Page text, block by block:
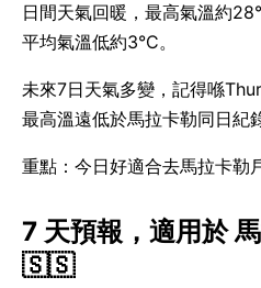
日間天氣回暖，最高氣溫約
平均氣溫低約3°C。
未來7日天氣多變，記得喺
最高溫遠低於馬拉卡勒同日紀
重點：今日好適合去馬拉卡勒
7 天預報，適用於
🇸🇸